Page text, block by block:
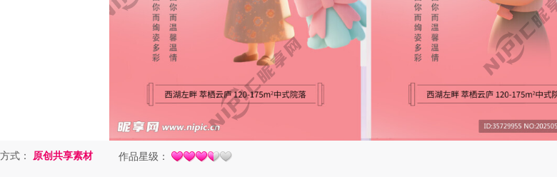
方式： 原创共享素材 作品星级：